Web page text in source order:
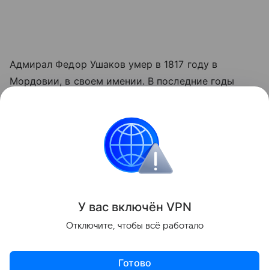
Адмирал Федор Ушаков умер в 1817 году в
Мордовии, в своем имении. В последние годы
деятельность. Его имя - символ слава
российского флота. Ему установлено множество
памятников, его имя носят улицы, проспект и
бульвары в российских и зарубежных городах.
Поделиться
У вас включён VPN
Отключите, чтобы всё работало
Готово